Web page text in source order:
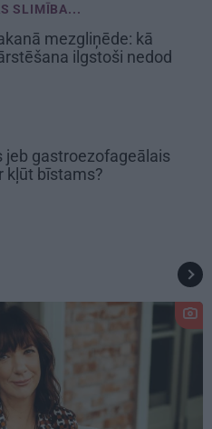
SLIMĪBA...
mezgliņēde: kā
ilgstoši nedod
jeb gastroezofageālais
kļūt bīstams?